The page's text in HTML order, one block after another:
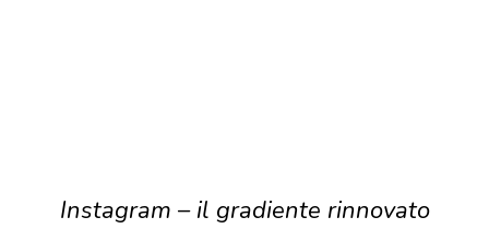
Instagram – il gradiente rinnovato